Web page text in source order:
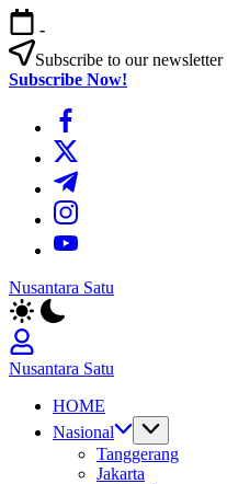
Skip
to
content
-
Subscribe to our
Subscribe Now!
https://
https://twitter.com/
https://t.me/
https://
https://youtube.com/
Nusantara Satu
Berita
Untuk
Nusantara
Nusantara Satu
Untuk
Nusantara
HOME
Nasional
Tanggerang
Jakarta